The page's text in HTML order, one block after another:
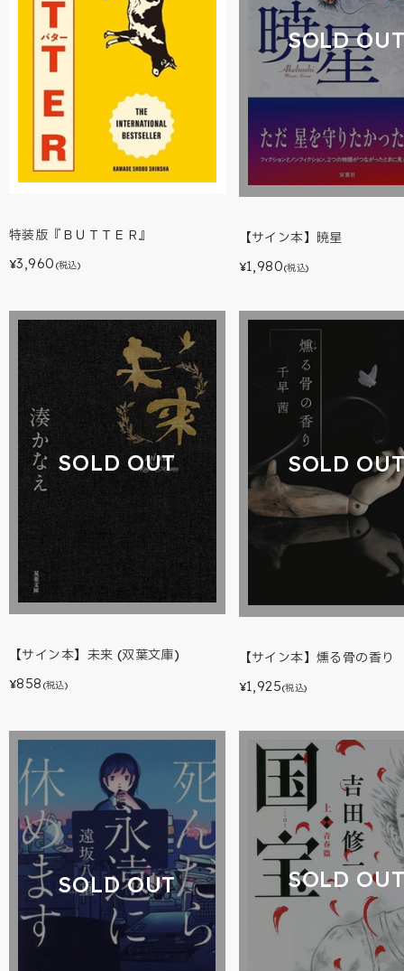
特装版『ＢＵＴＴＥＲ』
¥3,960 (税込)
SOLD
【サイン本】暁星
¥1,980(税込)
SOLD OUT
【サイン本】未来 (双葉文庫)
¥858 (税込)
SOLD
【サイン本】燻る骨の香り
¥1,925(税込)
SOLD OUT SOLD